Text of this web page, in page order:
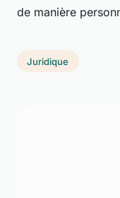
de manière
Juridique